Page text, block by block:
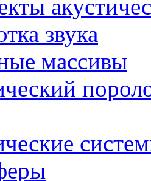
звука
массивы